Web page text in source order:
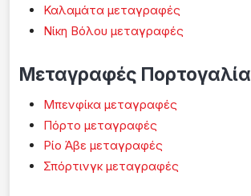
Καλαμάτα μεταγραφές
Νίκη Βόλου μεταγραφές
Μεταγραφές Πορτογαλία
Μπενφίκα μεταγραφές
Πόρτο μεταγραφές
Ρίο Άβε μεταγραφές
Σπόρτινγκ μεταγραφές